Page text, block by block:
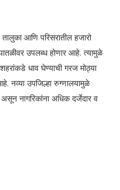
आणि परिसरातील हजारो
उपलब्ध होणार आहे. त्यामुळे
धाव घेण्याची गरज मोठ्या
नव्या उपजिल्हा रुग्णालयामुळे
नागरिकांना अधिक दर्जेदार व